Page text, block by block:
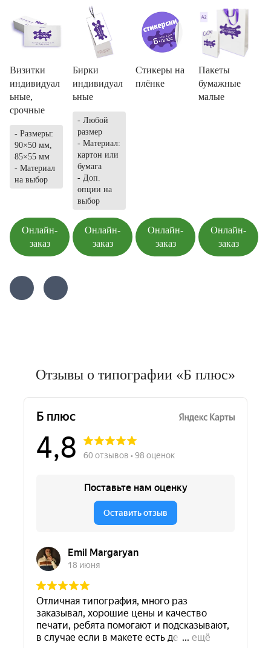
Визитки
индивидуал
ьные,
срочные
- Размеры:
90×50 мм,
85×55 мм
- Материал
на выбор
Онлайн-
заказ
Бирки
индивидуал
ьные
- Любой
размер
- Материал:
картон или
бумага
- Доп.
опции на
выбор
Онлайн-
заказ
Стикеры на
плёнке
Онлайн-
заказ
Пакеты
бумажные
малые
Онлайн-
заказ
Отзывы о типографии «Б плюс»